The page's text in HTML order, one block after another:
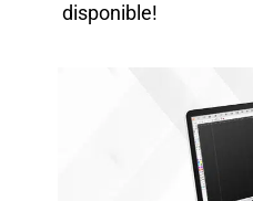
disponible!